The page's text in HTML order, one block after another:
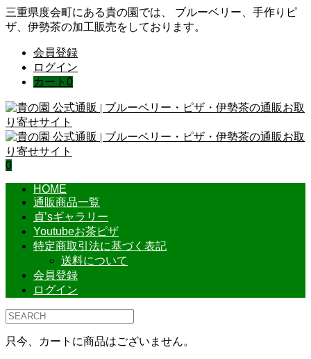
三重県度会町にある貴の園では、 ブルーベリー、手作りピ
ザ、伊勢茶の加工販売をしております。
会員登録
ログイン
カート 0
0
HOME
通販商品一覧
貞’sギャラリー
Youtubeお茶ピザ
特定商取引法に基づく表記
送料について
会員登録
ログイン
只今、カートに商品はございません。